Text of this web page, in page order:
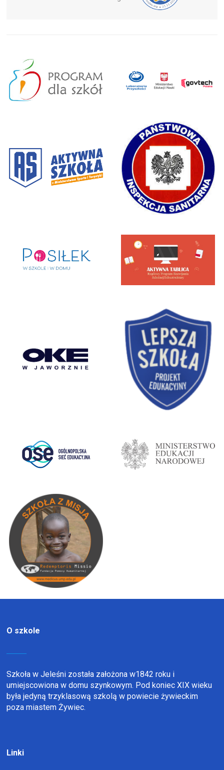
O szkole
Szkoła w Jeleśni została założona w1842 roku i
umiejscowiona w domu szynkowym. Pod koniec XIX wieku
była jedyną trzyklasową szkolą w powiecie żywieckim
poza miastem Żywiec.
Linki